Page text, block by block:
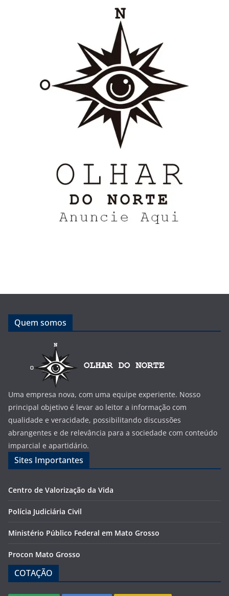
Quem somos
Uma empresa nova, com uma equipe experiente. Nosso
principal objetivo é levar ao leitor a informação com
qualidade e veracidade, possibilitando discussões
abrangentes e de relevância para a sociedade com conteúdo
imparcial e apartidário.
Sites Importantes
Centro de Valorização da Vida
Polícia Judiciária Civil
Ministério Público Federal em Mato Grosso
Procon Mato Grosso
COTAÇÃO